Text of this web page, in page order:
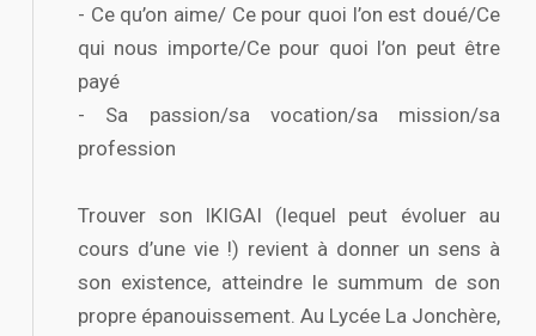
- Ce qu’on aime/ Ce pour quoi l’on est doué/Ce
qui nous importe/Ce pour quoi l’on peut être
payé
- Sa passion/sa vocation/sa mission/sa
profession
Trouver son IKIGAI (lequel peut évoluer au
cours d’une vie !) revient à donner un sens à
son existence, atteindre le summum de son
propre épanouissement. Au Lycée La Jonchère,